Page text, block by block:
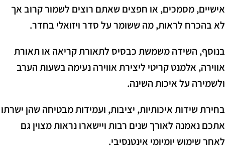
אישיים, מסמכים, או חפצים שאתם רוצים לשמור קרוב אך
לא בהכרח לראות, מה ששומר על סדר ויזואלי בחדר.
בנוסף, השידה משמשת כבסיס לתאורת קריאה או תאורת
אווירה, אלמנט קריטי ליצירת אווירה נעימה בשעות הערב
ולשמירה על איכות השינה.
בחירת שידות איכותיות, יציבות, ועמידות מבטיחה שהן ישרתו
אתכם נאמנה לאורך שנים רבות ויישארו נראות מצוין גם
לאחר שימוש יומיומי אינטנסיבי.